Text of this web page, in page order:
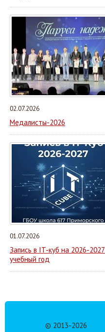
02.07.2026
Медалисты-2026
01.07.2026
Запись в IT-куб на 2026-2027
учебный год
© 2013-2026